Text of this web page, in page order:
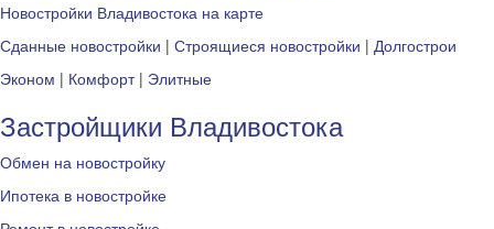
Новостройки Владивостока на карте
Сданные новостройки | Строящиеся новостройки | Долгострои
Эконом | Комфорт| Элитные
Застройщики Владивостока
Обмен на новостройку
Ипотека в новостройке